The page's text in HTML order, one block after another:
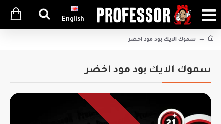
English
سموك الايك بود مود اخضر
سموك الايك بود مود اخضر